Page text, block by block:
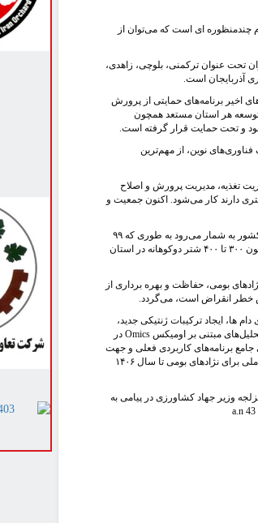
چندمنظوره ای است که می‌توان از
تحت عنوان ترکمنی، بلوچی، زاهدی،
آذربایجان است.
برنامه‌های حمایتی از پرورش
توسعه هر استان مستعد همچون
و تحت حمایت قرار گرفته است.
نوین، از مهم‌ترین
تغذیه، مدیریت پرورش و اصلاح
دارند کار می‌شود. اکنون جمعیت و
چندی پیش سازمان فائو نیز نسبت به انقراض شتر در ایران هشدار داده بود که این زنگ خطری برای استان‌های شترخیز کشور به شمار می‌رود به طوری که ۹۹
درصد نژاد شتر تک کوهانه مربوط به مناطق گرمسیری و بیابانی و شتر دو کوهانه مربوط به مناطق سردسیر است که اکنون ۳۰۰ تا ۴۰۰ شتر دوکوهانه در استان
بومی، حفاظت و بهره برداری از
ها، ایجاد ترکیبات ژنتیکی جدید،
مبتنی بر اومیکس Omics در
برنامه‌‌های کاربردی فعلی و جهت‌
گیری‌‌های آینده)، انتشار دستور العمل‌‌های فنی و کاتالوگ‌‌های ذخایر ژنتیکی از اقدامات این برنامه است که شناسنامه‌‌های ملی برای نژادهای بومی تا سال ۱۴۰۶
وزیر جهاد کشاورزی در پیامی به
a.n